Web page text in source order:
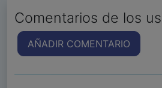
Comentarios de los
AÑADIR COMENTARIO